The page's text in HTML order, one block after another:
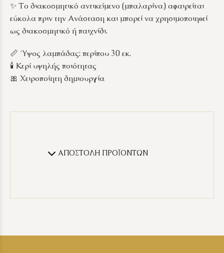
✨ Το διακοσμητικό αντικείμενο (μπαλαρίνα) αφαιρείται
εύκολα πριν την Ανάσταση και μπορεί να χρησιμοποιηθεί
ως διακοσμητικό ή παιχνίδι.
📏 Ύψος λαμπάδας: περίπου 30 εκ.
🕯 Κερί υψηλής ποιότητας
🎀 Χειροποίητη δημιουργία
ΑΠΟΣΤΟΛΗ ΠΡΟΪΟΝΤΩΝ